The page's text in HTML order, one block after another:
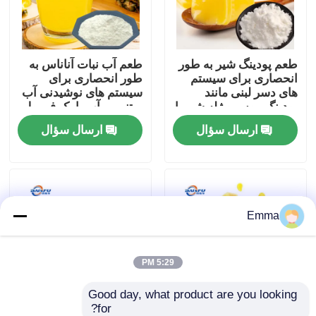
نمایش VR
درباره ما
تور کارخانه
با ما تماس بگیرید
طعم پودینگ شیر به طور
انحصاری برای سیستم
های دسر لبنی مانند
پودینگ موس و ژله شیر با
فرمول ترکیبات شیر نرم
توسعه یافته است
ارسال سؤال
طعم آب نبات آناناس به
طور انحصاری برای
سیستم های نوشیدنی آب
مبتنی بر آب با یک فرمول
شفاف محلول در آب
بسیار بالا توسعه داده
شده است
ارسال سؤال
طعم آناناس برای آدامس
Emma
5:29 PM
Good day, what product are you looking
for?